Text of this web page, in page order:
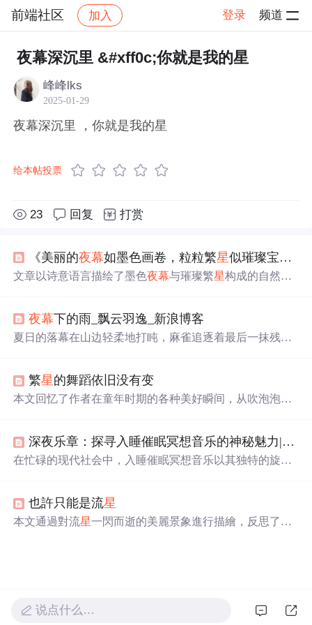
前端社区 加入 登录 频道
社区 前端社区 感慨 帖子详情
夜幕深沉里 &#xff0c;你就是我的星
峰峰lks
2025-01-29
夜幕深沉里 ，你就是我的星
给本帖投票
23 回复 打赏
《美丽的夜幕如墨色画卷，粒粒繁星似璀璨宝石点缀其间。繁
文章以诗意语言描绘了墨色夜幕与璀璨繁星构成的自然景
的文学化表达，不涉及天文观测技术、物理机制或信息技
术应用。
夜幕下的雨_飘云羽逸_新浪博客
夏日的落幕在山边轻柔地打盹，麻雀追逐着最后一抹残
了一袭彩霞的外衣。河边的渔人收起钓竿，迎着昏黄的屋
檐，圆月将夜色揽入怀中，大山便在安详中安然睡去。
繁星的舞蹈依旧没有变
本文回忆了作者在童年时期的各种美好瞬间，从吹泡泡到
深夜乐章：探寻入睡催眠冥想音乐的神秘魅力|流静
在忙碌的现代社会中，入睡催眠冥想音乐以其独特的旋律
提醒我们在忙碌中放慢脚步，倾听内心声音。
也許只能是流星
本文通過對流星一閃而逝的美麗景象進行描繪，反思了生
说点什么…